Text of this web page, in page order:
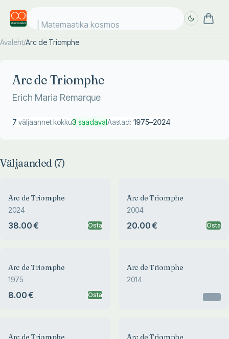
Matemaatika kosmose
Avaleht/Arc de Triomphe
Arc de Triomphe
Erich Maria Remarque
7 väljaannet kokku3 saadavalAastad: 1975–2024
Väljaanded (7)
Arc de Triomphe
2024
38.00 € Osta
Arc de Triomphe
2004
20.00 € Osta
Arc de Triomphe
1975
8.00 € Osta
Arc de Triomphe
2014
Arc de Triomphe Arc de Triomphe